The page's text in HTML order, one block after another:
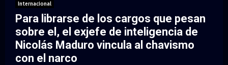
N
Internacional
Para librarse de los cargos que pesan
sobre el, el exjefe de inteligencia de
Nicolás Maduro vincula al chavismo
con el narco